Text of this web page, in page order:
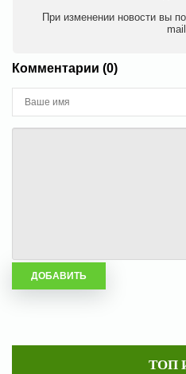
При изменении новости вы
mail.
Комментарии (0)
ТОП